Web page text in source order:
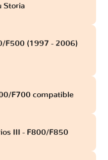
Storia
F500 (1997 - 2006)
F700 compatible
III - F800/F850